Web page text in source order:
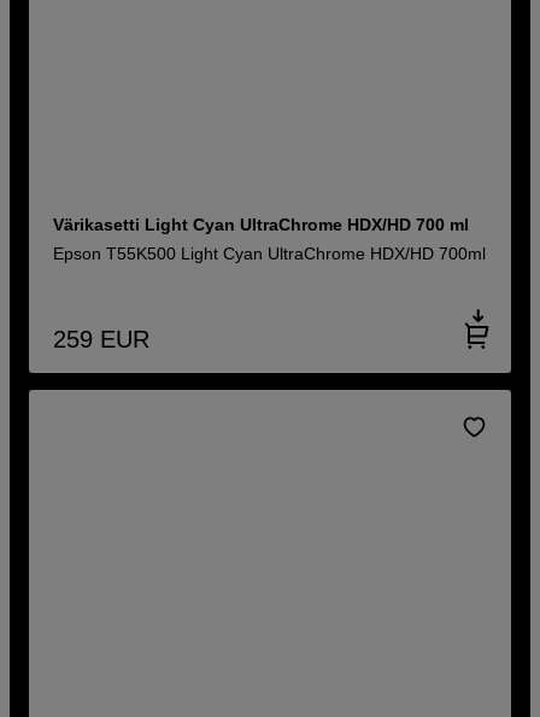
Värikasetti Light Cyan UltraChrome HDX/HD 700 ml
Epson T55K500 Light Cyan UltraChrome HDX/HD 700ml
259 EUR